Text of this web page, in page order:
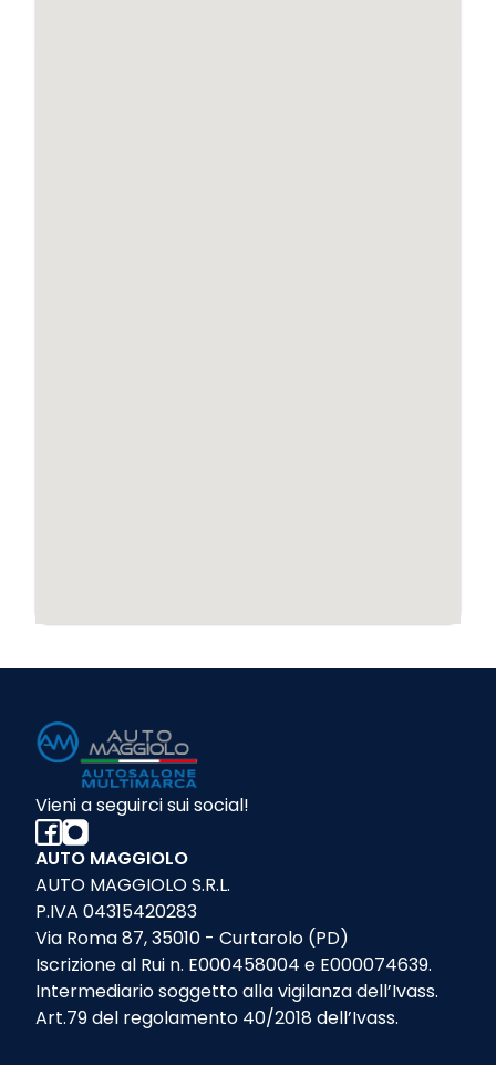
Vieni a seguirci sui social!
AUTO MAGGIOLO
AUTO MAGGIOLO S.R.L.
P.IVA 04315420283
Via Roma 87, 35010 - Curtarolo (PD)
Iscrizione al Rui n. E000458004 e E000074639.
Intermediario soggetto alla vigilanza dell’Ivass.
Art.79 del regolamento 40/2018 dell’Ivass.